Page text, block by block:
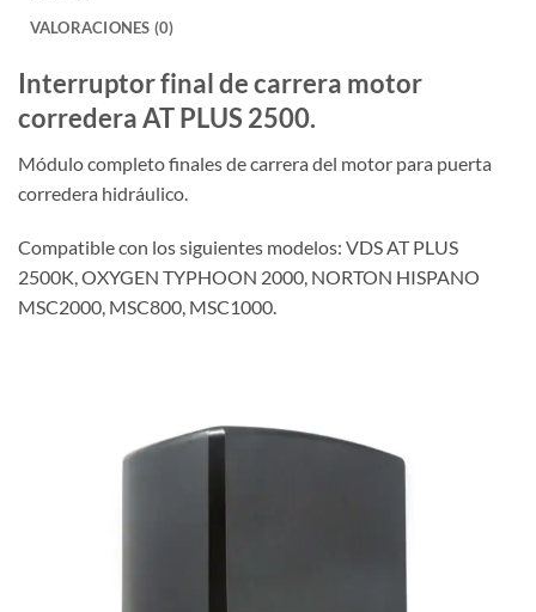
VALORACIONES (0)
Interruptor final de carrera motor
corredera AT PLUS 2500.
Módulo completo finales de carrera del motor para puerta
corredera hidráulico.
Compatible con los siguientes modelos: VDS AT PLUS
2500K, OXYGEN TYPHOON 2000, NORTON HISPANO
MSC2000, MSC800, MSC1000.